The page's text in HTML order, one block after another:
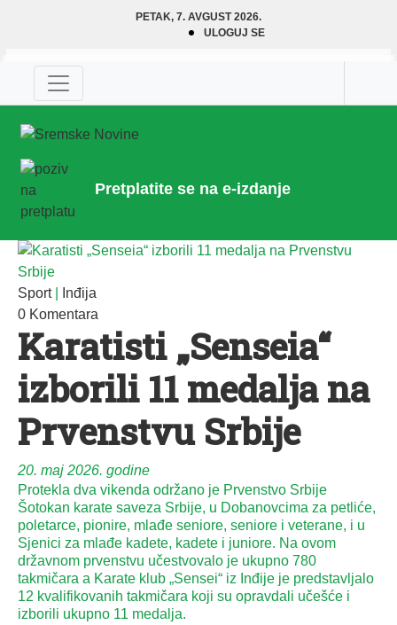
PETAK, 7. AVGUST 2026.
ULOGUJ SE
Pretplatite se na e-izdanje
Sport|
Inđija
0 Komentara
Karatisti „Senseia“
izborili 11 medalja na
Prvenstvu Srbije
20. maj 2026. godine
Protekla dva vikenda održano je Prvenstvo Srbije
Šotokan karate saveza Srbije, u Dobanovcima za petliće,
poletarce, pionire, mlađe seniore, seniore i veterane, i u
Sjenici za mlađe kadete, kadete i juniore. Na ovom
državnom prvenstvu učestvovalo je ukupno 780
takmičara a Karate klub „Sensei“ iz Inđije je predstavljalo
12 kvalifikovanih takmičara koji su opravdali učešće i
izborili ukupno 11 medalja.